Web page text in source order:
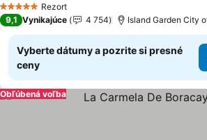
5 Počet hviezdičiek
Rezort
9,1 Vynikajúce 4 754 Island Garden City
Vyberte dátumy a pozrite si presné
ceny
Obľúbená voľba